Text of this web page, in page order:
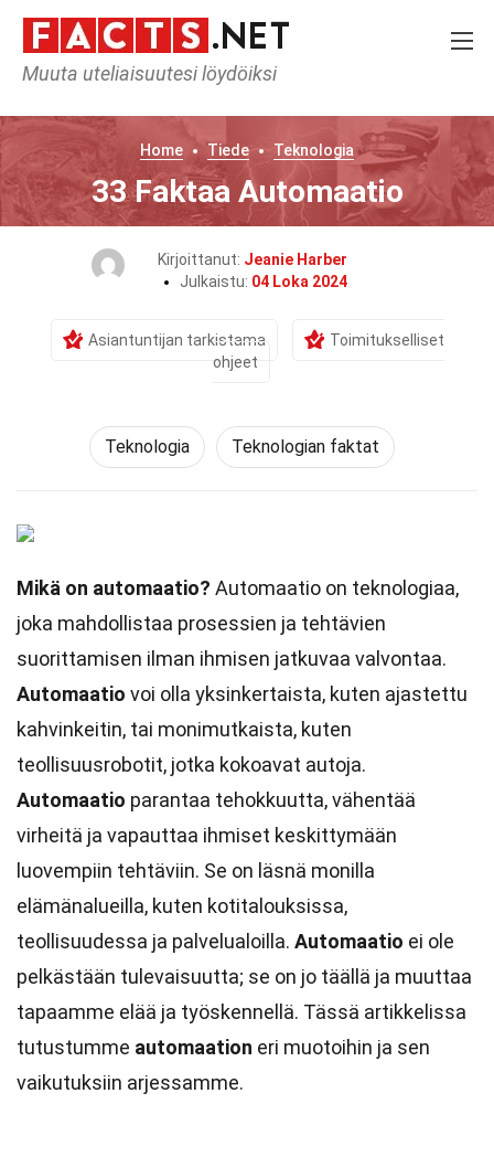
Muuta uteliaisuutesi löydöiksi
Home Tiede Teknologia
33 Faktaa Automaatio
Kirjoittanut: Jeanie Harber
Julkaistu: 04 Loka 2024
Asiantuntijan tarkistama
Toimitukselliset
ohjeet
Teknologia Teknologian faktat
Mikä on automaatio? Automaatio on teknologiaa,
joka mahdollistaa prosessien ja tehtävien
suorittamisen ilman ihmisen jatkuvaa valvontaa.
Automaatio voi olla yksinkertaista, kuten ajastettu
kahvinkeitin, tai monimutkaista, kuten
teollisuusrobotit, jotka kokoavat autoja.
Automaatio parantaa tehokkuutta, vähentää
virheitä ja vapauttaa ihmiset keskittymään
luovempiin tehtäviin. Se on läsnä monilla
elämänalueilla, kuten kotitalouksissa,
teollisuudessa ja palvelualoilla. Automaatio ei ole
pelkästään tulevaisuutta; se on jo täällä ja muuttaa
tapaamme elää ja työskennellä. Tässä artikkelissa
tutustumme automaation eri muotoihin ja sen
vaikutuksiin arjessamme.